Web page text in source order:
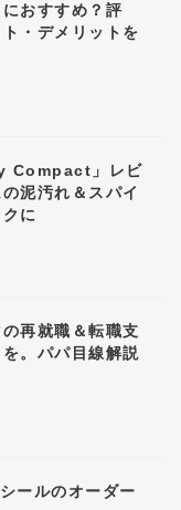
おすすめ？評
・デメリットを
Compact」レビ
泥汚れ＆スパイ
に
再就職＆転職支
。パパ目線解説
ールのオーダー